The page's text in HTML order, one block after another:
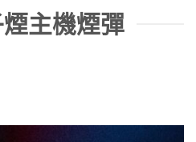
主機煙彈